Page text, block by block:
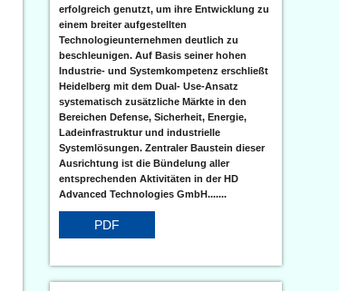
erfolgreich genutzt, um ihre Entwicklung zu
einem breiter aufgestellten
Technologieunternehmen deutlich zu
beschleunigen. Auf Basis seiner hohen
Industrie- und Systemkompetenz erschließt
Heidelberg mit dem Dual- Use-Ansatz
systematisch zusätzliche Märkte in den
Bereichen Defense, Sicherheit, Energie,
Ladeinfrastruktur und industrielle
Systemlösungen. Zentraler Baustein dieser
Ausrichtung ist die Bündelung aller
entsprechenden Aktivitäten in der HD
Advanced Technologies GmbH.......
PDF